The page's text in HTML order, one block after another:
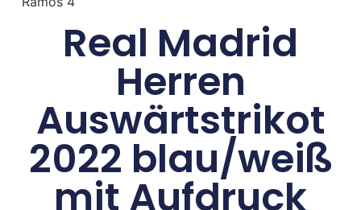
Real Madrid
Herren
Auswärtstrikot
2022 blau/weiß
mit Aufdruck